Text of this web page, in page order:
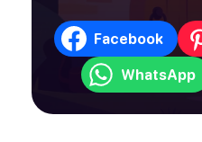
Facebook
WhatsApp